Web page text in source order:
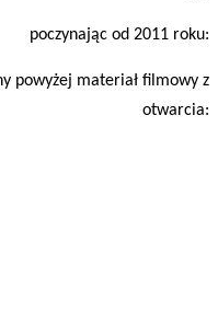
poczynając od 2011 roku:
powyżej materiał filmowy z
otwarcia: